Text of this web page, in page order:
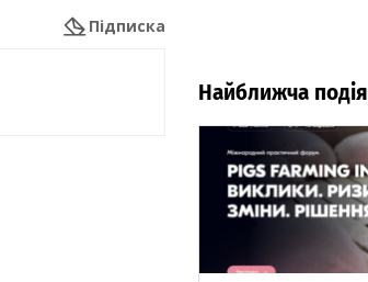
Підписка
Найближча подія